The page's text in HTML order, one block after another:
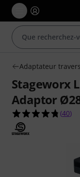
Adaptateur
Stageworx
Adaptor
4.7
(40)